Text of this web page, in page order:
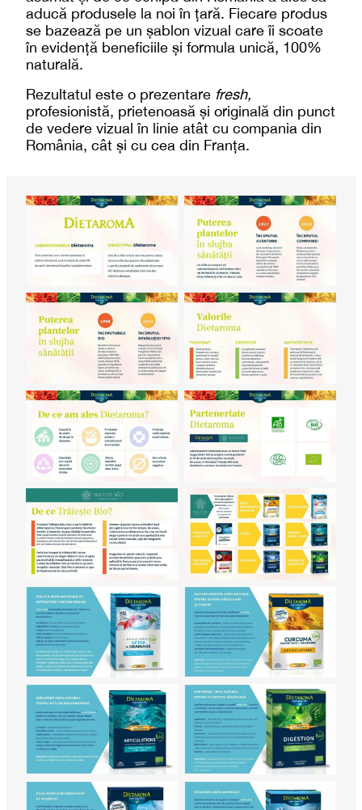
aducă produsele la noi în țară. Fiecare produs
se bazează pe un șablon vizual care îi scoate
în evidență beneficiile și formula unică, 100%
naturală.
Rezultatul este o prezentare fresh,
profesionistă, prietenoasă și originală din punct
de vedere vizual în linie atât cu compania din
România, cât și cu cea din Franța.